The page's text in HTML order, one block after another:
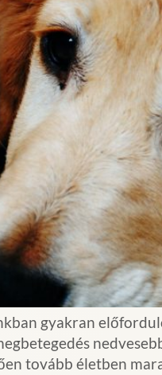
gyakran
tovább életben